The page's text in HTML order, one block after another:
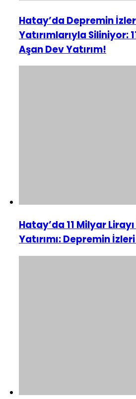
Hatay’da Depremin
Yatırımlarıyla Siliniyor:
Aşan Dev Yatırım!
Hatay’da 11 Milyar
Yatırımı: Depremin